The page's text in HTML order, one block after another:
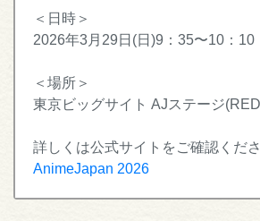
＜日時＞
2026年3月29日(日)9：35〜10：10
＜場所＞
東京ビッグサイト AJステージ
詳しくは公式サイトをご確認くださ
AnimeJapan 2026